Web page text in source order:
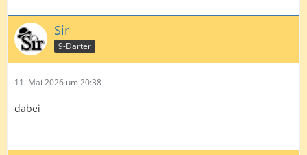
Sir
9-Darter
11. Mai 2026 um 20:38
dabei